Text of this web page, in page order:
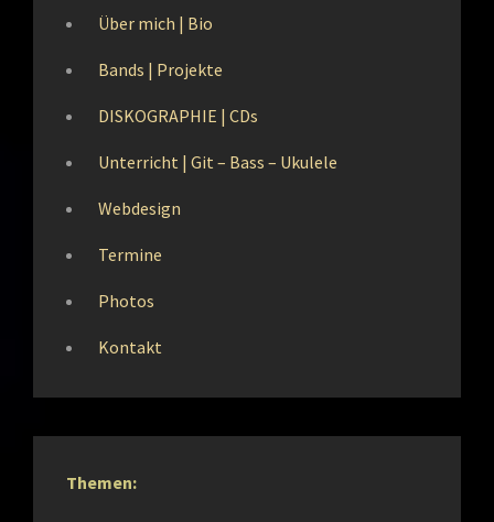
Über mich | Bio
Bands | Projekte
DISKOGRAPHIE | CDs
Unterricht | Git – Bass – Ukulele
Webdesign
Termine
Photos
Kontakt
Themen: